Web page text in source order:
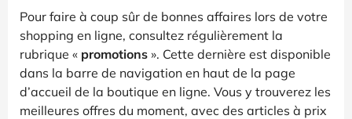
Pour faire à coup sûr de bonnes affaires lors de votre
shopping en ligne, consultez régulièrement la
rubrique « promotions ». Cette dernière est disponible
dans la barre de navigation en haut de la page
d’accueil de la boutique en ligne. Vous y trouverez les
meilleures offres du moment, avec des articles à prix